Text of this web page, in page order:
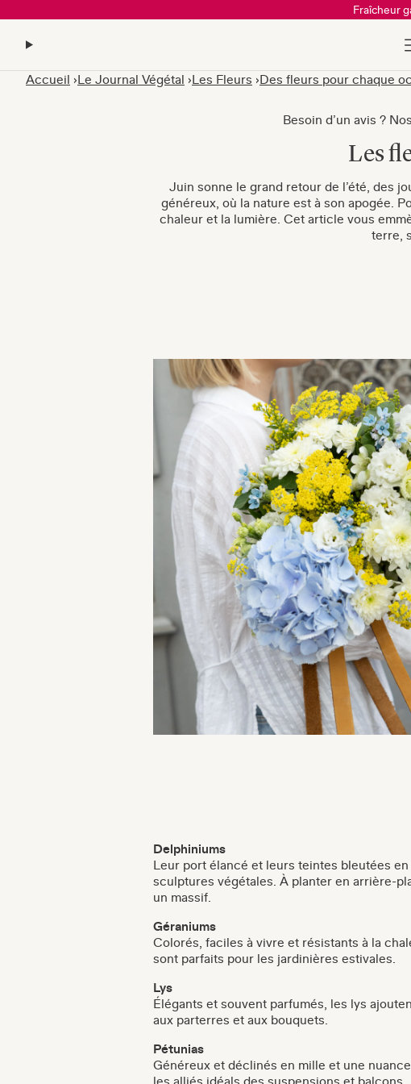
Fraîcheur
Accueil Le Journal Végétal Les Fleurs Des fleurs pour chaque
Besoin d’un avis ?
Les
Juin sonne le grand retour de l’été, des
généreux, où la nature est à son apogée.
chaleur et la lumière. Cet article vous
terre,
Delphiniums
Leur port élancé et leurs teintes bleutées
sculptures végétales. À planter en arrière-
un massif.
Géraniums
Colorés, faciles à vivre et résistants à la
sont parfaits pour les jardinières estivales.
Lys
Élégants et souvent parfumés, les lys
aux parterres et aux bouquets.
Pétunias
Généreux et déclinés en mille et une
les alliés idéals des suspensions et balcons.